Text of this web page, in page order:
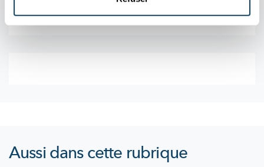
Aussi dans cette rubrique